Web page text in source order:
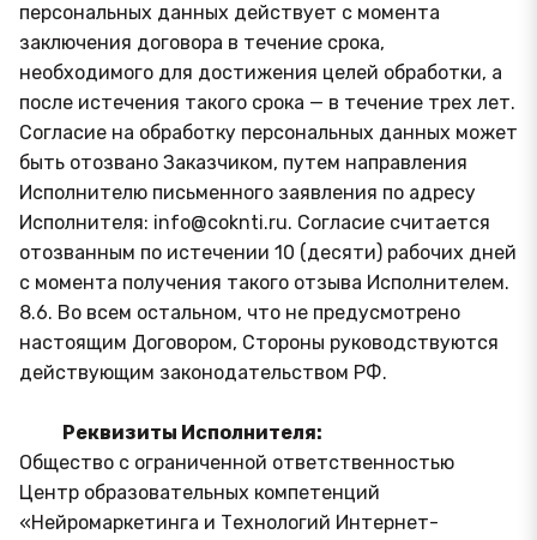
персональных данных действует с момента
заключения договора в течение срока,
необходимого для достижения целей обработки, а
после истечения такого срока — в течение трех лет.
Согласие на обработку персональных данных может
быть отозвано Заказчиком, путем направления
Исполнителю письменного заявления по адресу
Исполнителя: info@coknti.ru. Согласие считается
отозванным по истечении 10 (десяти) рабочих дней
с момента получения такого отзыва Исполнителем.
8.6. Во всем остальном, что не предусмотрено
настоящим Договором, Стороны руководствуются
действующим законодательством РФ.
Реквизиты Исполнителя:
Общество с ограниченной ответственностью
Центр образовательных компетенций
«Нейромаркетинга и Технологий Интернет-